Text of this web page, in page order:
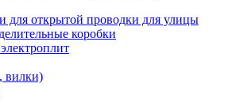
для открытой проводки для улицы
коробки
вилки)